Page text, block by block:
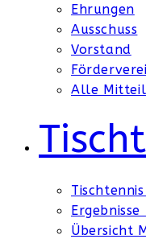
Ehrungen
Ausschuss
Vorstand
Alle
Übersicht